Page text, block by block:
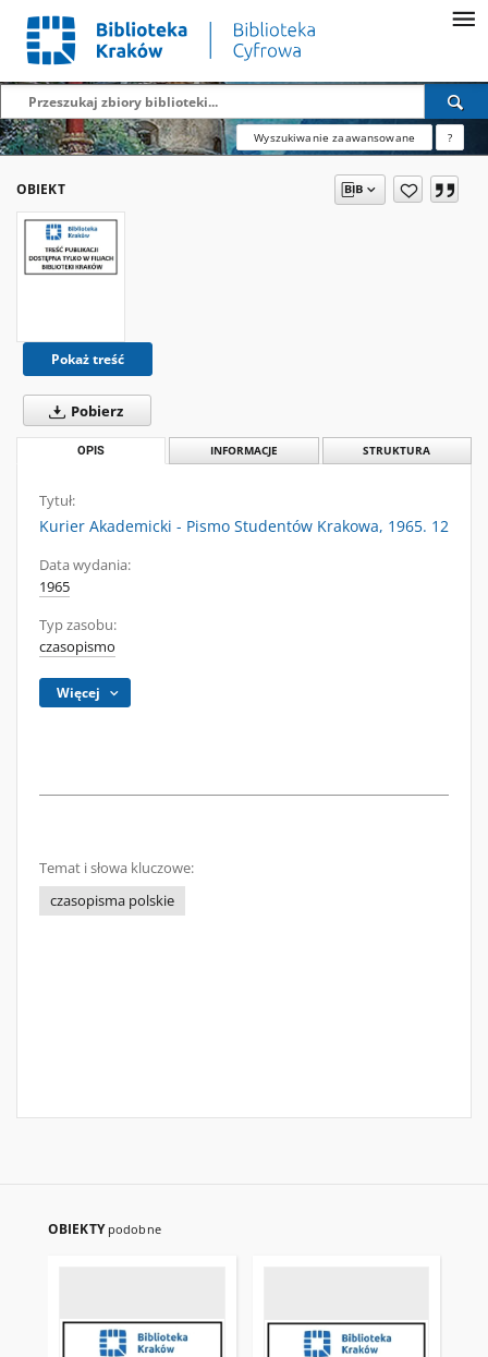
Wyszukiwanie zaawansowane ?
OBIEKT
Pokaż treść
Pobierz
OPIS INFORMACJE STRUKTURA
Tytuł:
Kurier Akademicki - Pismo Studentów Krakowa, 1965. 12
Data wydania:
1965
Typ zasobu:
czasopismo
Więcej
Temat i słowa kluczowe:
czasopisma polskie
OBIEKTY podobne